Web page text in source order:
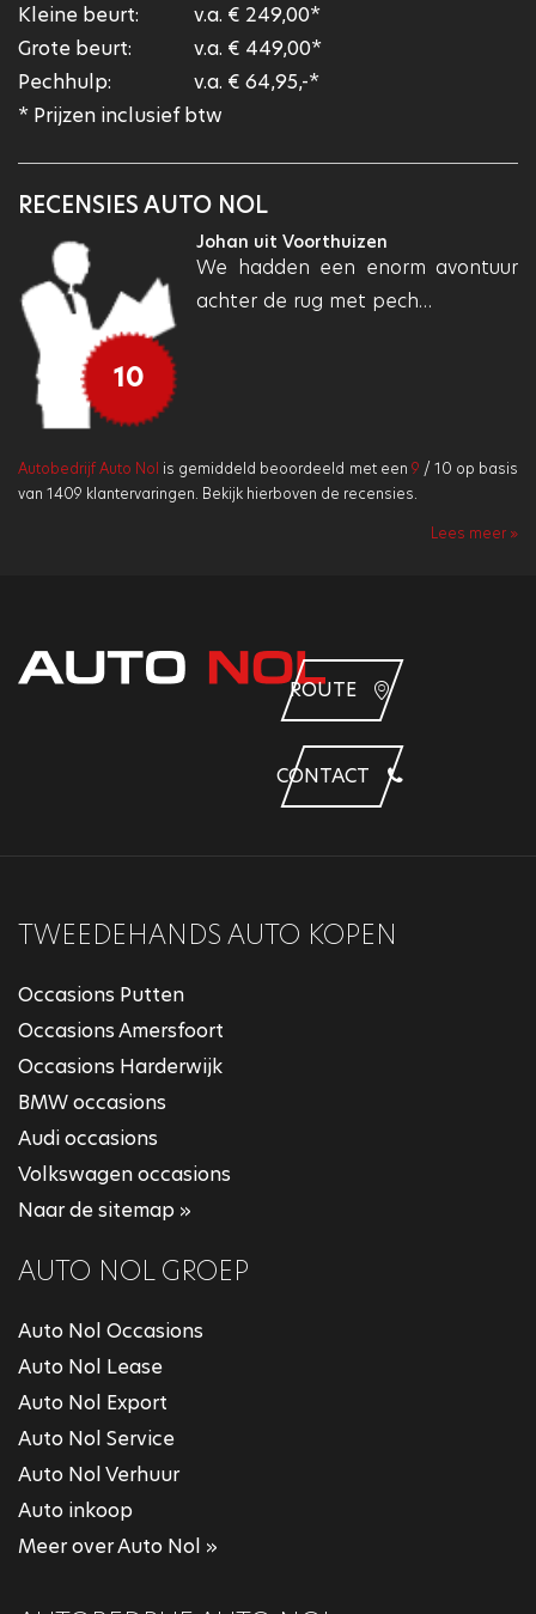
Kleine beurt:
v.a. € 249,00*
Grote beurt:
v.a. € 449,00*
Pechhulp:
v.a. € 64,95,-*
* Prijzen inclusief btw
RECENSIES AUTO NOL
10
Peter uit Schagen
Naast de fantastische service is
het er goed toeven voor…
Autobedrijf Auto Nol is gemiddeld beoordeeld met een 9 /10 op basis
van 1409 klantervaringen. Bekijk hierboven de recensies.
Lees meer »
ROUTE
CONTACT
TWEEDEHANDS AUTO KOPEN
Occasions Putten
Occasions Amersfoort
Occasions Harderwijk
BMW occasions
Audi occasions
Volkswagen occasions
Naar de sitemap »
AUTO NOL GROEP
Auto Nol Occasions
Auto Nol Lease
Auto Nol Export
Auto Nol Service
Auto Nol Verhuur
Auto inkoop
Meer over Auto Nol »